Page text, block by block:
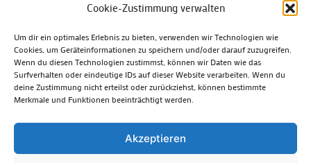
Cookie-Zustimmung verwalten
Um dir ein optimales Erlebnis zu bieten, verwenden wir Technologien wie
Cookies, um Geräteinformationen zu speichern und/oder darauf zuzugreifen.
Wenn du diesen Technologien zustimmst, können wir Daten wie das
Surfverhalten oder eindeutige IDs auf dieser Website verarbeiten. Wenn du
deine Zustimmung nicht erteilst oder zurückziehst, können bestimmte
Merkmale und Funktionen beeinträchtigt werden.
Akzeptieren
FAHRRAD
FLOHMARKT FOLK GEWINNSPIEL
HITZE
HITZEFALLE AUTO
IRISH DANCE JAZZ
KABARETT
KINDER
KIRMES KLASSIK
KLEINE SUHLER REIHE
KRIMI
KULTUR LESUNG LOTTO
MEININGEN
PARASITEN
PILZE SCHLEUSINGEN
SCHULWEG
SOMMERFERIEN
SPORT SRH
STADTFEST
STADTMARKETING
STRASSENSPERRUNG
SUHL
SUHLER FRÜHLING
SUHLER STADTMARKETING
THÜRINGER WALD
ZELLA-MEHLIS